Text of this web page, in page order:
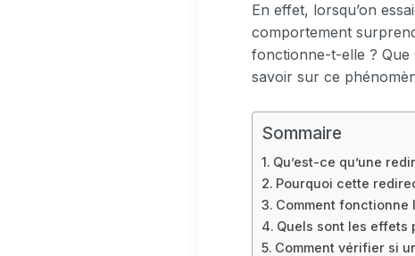
En effet, lorsqu’on
comportement
fonctionne-t-elle ? Que
savoir sur ce
Sommaire
Qu’est-ce qu’une
Pourquoi cette
Comment
Quels sont les effets
Comment vérifier si